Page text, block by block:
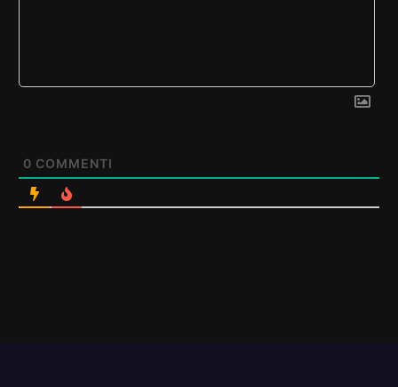
0 COMMENTI